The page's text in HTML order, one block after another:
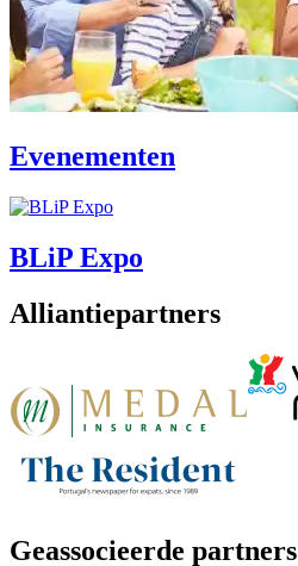
Evenementen
BLiP Expo
Alliantiepartners
Geassocieerde partners